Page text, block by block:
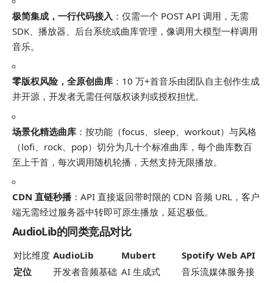
极简集成，一行代码接入 ：仅需一个 POST API 调用，无需
SDK、播放器、后台系统或曲库管理，像调用大模型一样调用
音乐。
零版权风险，全原创曲库 ：10 万+首音乐由团队自主创作生成
并开源，开发者无需任何版权谈判或授权担忧。
场景化精选曲库 ：按功能（focus、sleep、workout）与风格
（lofi、rock、pop）切分为几十个标准曲库，每个曲库数百
至上千首，每次调用随机轮播，天然支持无限播放。
CDN 直链秒播 ：API 直接返回带时限的 CDN 音频 URL，客户
端无需经过服务器中转即可原生播放，延迟极低。
AudioLib的同类竞品对比
对比维度 AudioLib Mubert
Spotify Web API
定位
开发者音频基础 AI 生成式
音乐流媒体服务接